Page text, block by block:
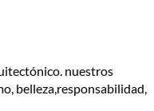
nuestros
belleza,responsabilidad,